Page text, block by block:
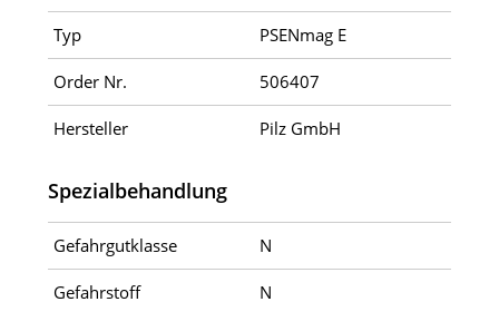
Typ PSENmag E
Order Nr. 506407
Hersteller Pilz GmbH
Spezialbehandlung
Gefahrgutklasse N
Gefahrstoff N